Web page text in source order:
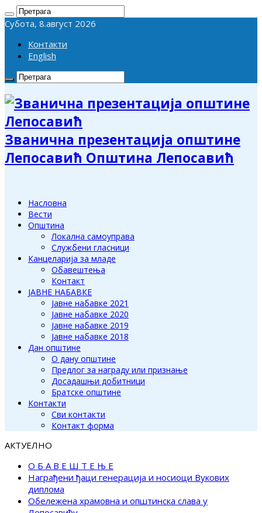
Субота, 8.август 2026
Контакти
English
Званична презентација општине
Лепосавић Општина Лепосавић
Насловна
Вести
Општина
Локална самоуправа
Службени гласници
Канцеларија за младе
Обавештења
Контакт
ЈАВНЕ НАБАВКЕ
Јавне набавке 2021
Јавне набавке 2020
Јавне набавке 2019
Јавне набавке 2018
Дан општине
О дану општине
Предлог за награду или признање
Досадашњи добитници
Братске општине
Контакти
Сви контакти
Контакт форма
АКТУЕЛНО
О Б А В Е Ш Т Е Њ Е
Награђени ђаци генерација и носиоци Вукових
диплома
Обележена храмовна и општинска слава у